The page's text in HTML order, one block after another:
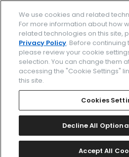
企業情報 ご
プライバシーポリシー
Amazon PayはAmazon.com, Inc.または
2026 CITIZEN
We use cookies and related
For more information about how
related technologies on this site,
Privacy Policy. Before continuing
please review your cookie
selection. You can change them
accessing the "Cookie Settings"
this site.
Cookies
Decline All
Accept All